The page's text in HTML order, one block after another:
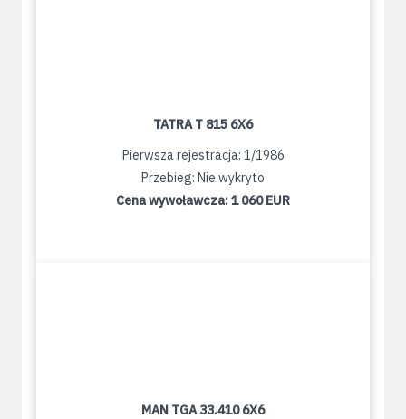
TATRA T 815 6X6
Pierwsza rejestracja: 1/1986
Przebieg: Nie wykryto
Cena wywoławcza:1 060 EUR
MAN TGA 33.410 6X6